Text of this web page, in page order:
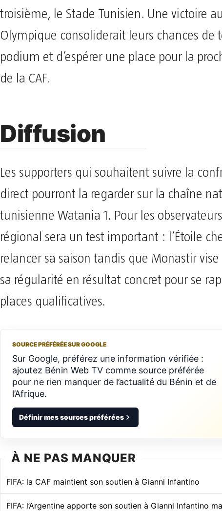
troisième, le Stade Tunisien. Une victoire
Olympique consoliderait leurs chances de
podium et d’espérer une place pour la
de la CAF.
Diffusion
Les supporters qui souhaitent suivre la
direct pourront la regarder sur la chaîne
tunisienne Watania 1. Pour les
régional sera un test important : l’Étoile
relancer sa saison tandis que Monastir
sa régularité en résultat concret pour se
places qualificatives.
SOURCE PRÉFÉRÉE SUR GOOGLE
Sur Google, préférez une information vérifiée :
ajoutez Bénin Web TV comme source préférée
pour ne rien manquer de l’actualité du Bénin et de
l’Afrique.
Définir mes sources préférées
À NE PAS MANQUER
FIFA: la CAF maintient son soutien à Gianni Infantino
FIFA: l’Argentine apporte son soutien à Gianni Infantino